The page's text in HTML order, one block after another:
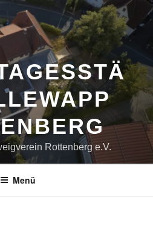
Rottenberg e.V.
Menü